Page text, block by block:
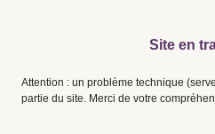
Site en
Attention : un problème technique
partie du site. Merci de votre